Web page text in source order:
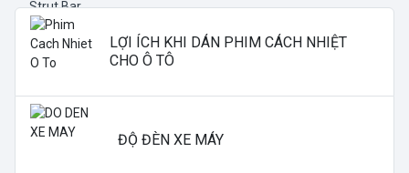
LỢI ÍCH KHI DÁN PHIM CÁCH NHIỆT
CHO Ô TÔ
ĐỘ ĐÈN XE MÁY